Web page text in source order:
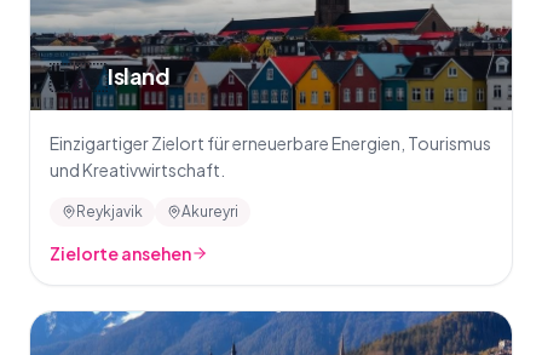
🇮🇸Island
Einzigartiger Zielort für erneuerbare Energien, Tourismus
und Kreativwirtschaft.
Reykjavik Akureyri
Zielorte ansehen